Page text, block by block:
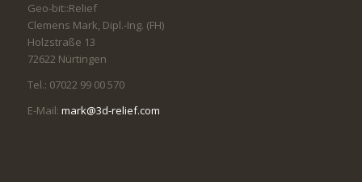
Geo-bit::Relief
Clemens Mark, Dipl.-Ing. (FH)
Holzstraße 13
72622 Nürtingen
Tel.: 07022 99 00 570
E-Mail: mark@3d-relief.com